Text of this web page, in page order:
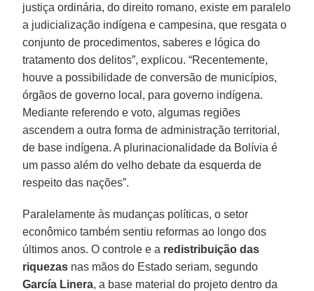
justiça ordinária, do direito romano, existe em paralelo
a judicialização indígena e campesina, que resgata o
conjunto de procedimentos, saberes e lógica do
tratamento dos delitos”, explicou. “Recentemente,
houve a possibilidade de conversão de municípios,
órgãos de governo local, para governo indígena.
Mediante referendo e voto, algumas regiões
ascendem a outra forma de administração territorial,
de base indígena. A plurinacionalidade da Bolívia é
um passo além do velho debate da esquerda de
respeito das nações”.
Paralelamente às mudanças políticas, o setor
econômico também sentiu reformas ao longo dos
últimos anos. O controle e a redistribuição das
riquezas nas mãos do Estado seriam, segundo
García Linera, a base material do projeto dentro da